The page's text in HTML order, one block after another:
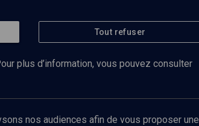
Tout refuser
plus d’information, vous pouvez consulter
nos audiences afin de vous proposer une